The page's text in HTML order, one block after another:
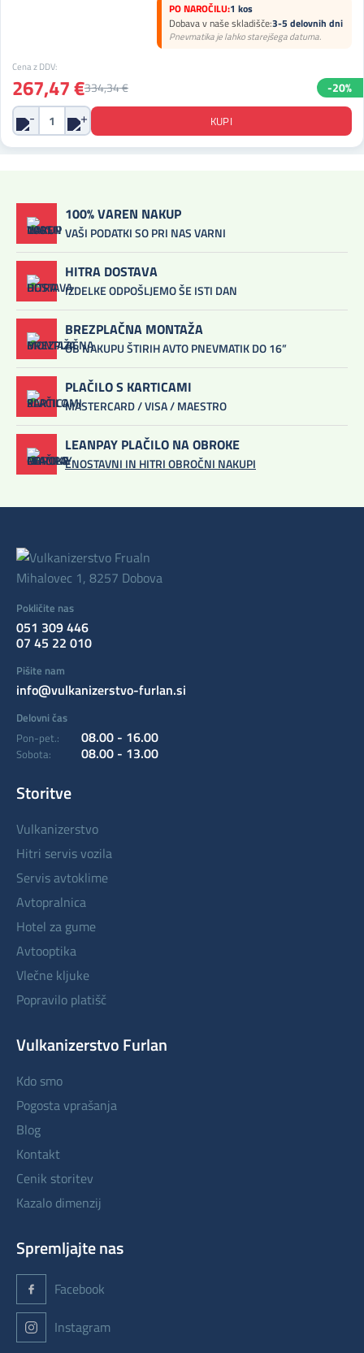
PO NAROČILU:1 kos
Dobava v naše skladišče:3-5 delovnih dni
Pnevmatika je lahko starejšega datuma.
Cena z DDV:
267,47 €334,34 € -20%
100% VAREN NAKUP
VAŠI PODATKI SO PRI NAS VARNI
HITRA DOSTAVA
IZDELKE ODPOŠLJEMO ŠE ISTI DAN
BREZPLAČNA MONTAŽA
OB NAKUPU ŠTIRIH AVTO PNEVMATIK DO 16”
PLAČILO S KARTICAMI
MASTERCARD / VISA / MAESTRO
LEANPAY PLAČILO NA OBROKE
ENOSTAVNI IN HITRI OBROČNI NAKUPI
Mihalovec 1, 8257 Dobova
Pokličite nas
051 309 446
07 45 22 010
Pišite nam
info@vulkanizerstvo-furlan.si
Delovni čas
Pon-pet.:
08.00 - 16.00
Sobota: 08.00 - 13.00
Storitve
vulkanizerstvo
hitri servis vozila
servis avtoklime
avtopralnica
hotel za gume
avtooptika
vlečne kljuke
popravilo platišč
Vulkanizerstvo Furlan
kdo smo
pogosta vprašanja
blog
kontakt
cenik storitev
kazalo dimenzij
Spremljajte nas
Facebook
Instagram